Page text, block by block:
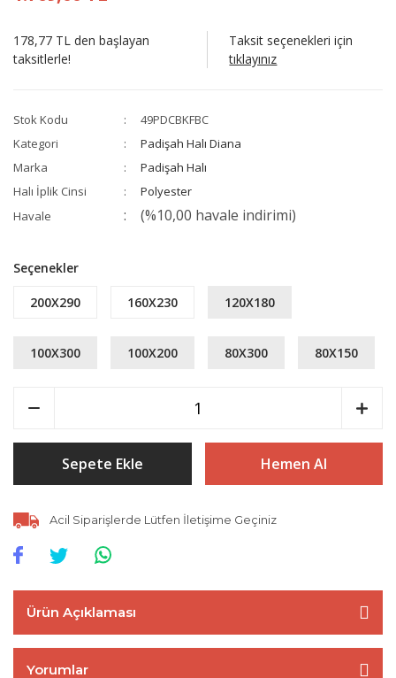
178,77 TL den başlayan
taksitlerle!
Taksit seçenekleri için
tıklayınız
Stok Kodu
49PDCBKFBC
Kategori
Padişah Halı Diana
Marka
Padişah Halı
Halı İplik Cinsi
Polyester
Havale
(%10,00 havale indirimi)
Seçenekler
200X290 160X230 120X180
100X300 100X200 80X300 80X150
Sepete Ekle Hemen Al
Acil Siparişlerde Lütfen İletişime Geçiniz
Ürün Açıklaması
Yorumlar